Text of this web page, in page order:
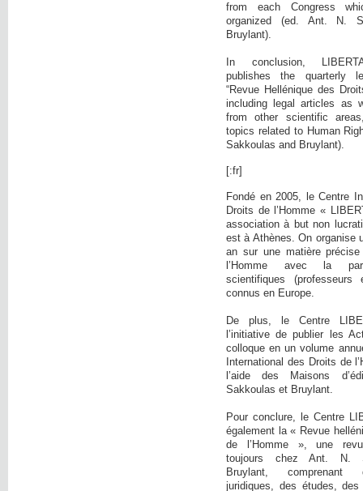
from each Congress
organized (ed. Ant. N.
Bruylant).
In conclusion,
publishes the quarterly
“Revue Hellénique des
including legal articles as
from other scientific
topics related to Human
Sakkoulas and Bruylant).
[:fr]
Fondé en 2005, le Centre
Droits de l’Homme «
association à but non
est à Athènes. On organise
an sur une matière
l’Homme avec la
scientifiques
connus en Europe.
De plus, le Centre
l’initiative de publier les
colloque en un volume
International des Droits de
l’aide des Maisons
Sakkoulas et Bruylant.
Pour conclure, le Centre
également la « Revue
de l’Homme », une
toujours chez Ant. N.
Bruylant, comprenant
juridiques, des études, des